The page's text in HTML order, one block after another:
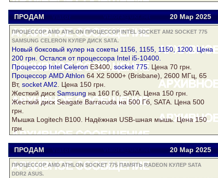
ПРОДАМ Viator viatora@ukr.net 20 Мар2025
ПРОЦЕССОР AMD ATHLON ПРОЦЕССОР INTEL SOCKET AM2 SOCKET 775
SAMSUNG CELERON КУЛЕР ДИСК SATA.
Новый боксовый кулер на сокеты 1156, 1155, 1150, 1200. Цена
200 грн. Остался от процессора Intel i5-10400.
Процессор Intel CeleronE3400, socket 775. Цена 70 грн.
Процессор AMD Athlon 64 Х2 5000+ (Brisbane), 2600 МГц, 65
Вт, socket AM2 . Цена 150 грн.
Жесткий диск Samsung на 160 Гб, SATA . Цена 150 грн.
Жесткий диск Seagate Barracuda на 500 Гб, SATA . Цена 500
грн.
Мышка Logitech B100. Надёжная USB-шная мышь. Цена 150
грн.
ПРОДАМ Viator viatora@ukr.net 20 Мар2025
ПРОЦЕССОР AMD ATHLON SOCKET 775 ПАМЯТЬ RADEON КУЛЕР SATA
DDR2 ASUS.